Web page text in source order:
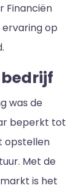
Financiën
op
bedrijf
was de
beperkt tot
opstellen
Met de
is het